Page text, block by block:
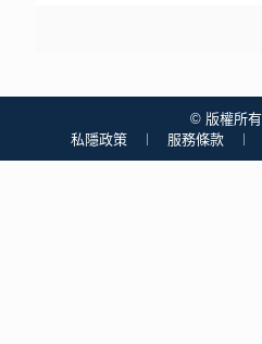
© 版權所
私隱政策
服務條款